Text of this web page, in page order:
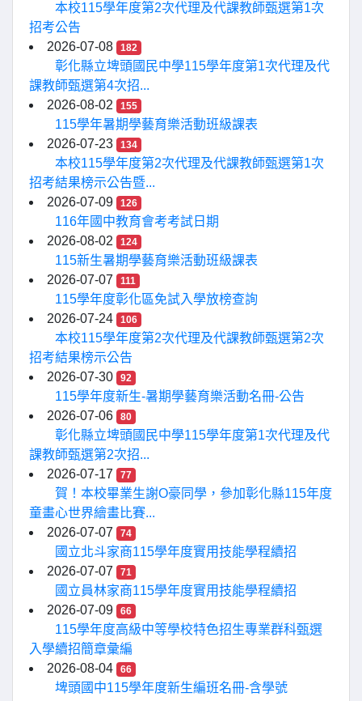
本校115學年度第2次代理及代課教師甄選第1次
招考公告
2026-07-08
182
彰化縣立埤頭國民中學115學年度第1次代理及代
課教師甄選第4次招...
2026-08-02
155
115學年暑期學藝育樂活動班級課表
2026-07-23
134
本校115學年度第2次代理及代課教師甄選第1次
招考結果榜示公告暨...
2026-07-09
126
116年國中教育會考考試日期
2026-08-02
124
115新生暑期學藝育樂活動班級課表
2026-07-07
111
115學年度彰化區免試入學放榜查詢
2026-07-24
106
本校115學年度第2次代理及代課教師甄選第2次
招考結果榜示公告
2026-07-30
92
115學年度新生-暑期學藝育樂活動名冊-公告
2026-07-06
80
彰化縣立埤頭國民中學115學年度第1次代理及代
課教師甄選第2次招...
2026-07-17
77
賀！本校畢業生謝O豪同學，參加彰化縣115年度
童畫心世界繪畫比賽...
2026-07-07
74
國立北斗家商115學年度實用技能學程續招
2026-07-07
71
國立員林家商115學年度實用技能學程續招
2026-07-09
66
115學年度高級中等學校特色招生專業群科甄選
入學續招簡章彙編
2026-08-04
66
埤頭國中115學年度新生編班名冊-含學號